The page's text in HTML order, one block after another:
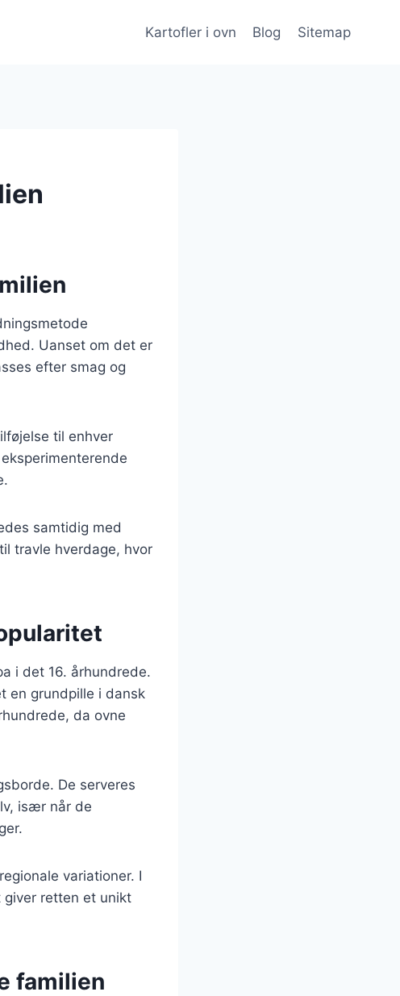
Kartofler i ovn Blog Sitemap
Uanset om det er
efter smag og
til enhver
samtidig med
travle hverdage, hvor
i det 16. århundrede.
en grundpille i dansk
da ovne
De serveres
især når de
variationer. I
retten et unikt
familien